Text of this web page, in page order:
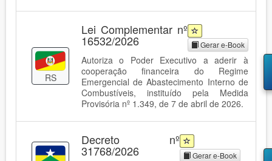
RS
Lei Complementar nº
16532/2026 Gerar e-Book
Autoriza o Poder Executivo a aderir à
cooperação financeira do Regime
Emergencial de Abastecimento Interno de
Combustíveis, instituído pela Medida
Provisória nº 1.349, de 7 de abril de 2026.
Decreto nº
31768/2026 Gerar e-Book